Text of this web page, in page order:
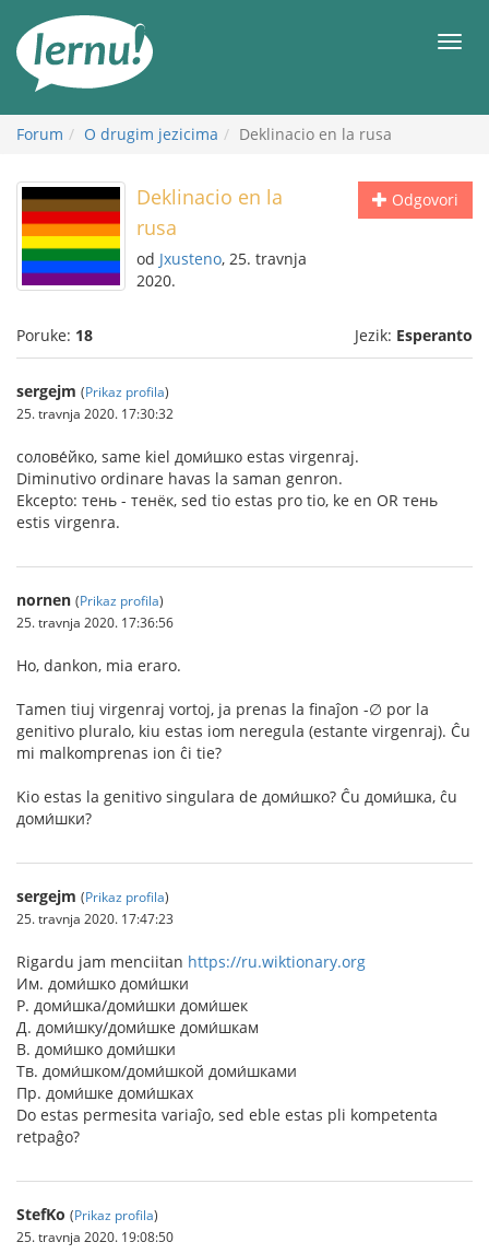
Meni
Forum O drugim jezicima Deklinacio en la rusa
Odgovori
Deklinacio en la
rusa
od Jxusteno, 25. travnja
2020.
Poruke: 18 Jezik: Esperanto
sergejm (Prikaz profila)
25. travnja 2020. 17:30:32
солове́йко, same kiel доми́шко estas virgenraj.
Diminutivo ordinare havas la saman genron.
Ekcepto: тень - тенёк, sed tio estas pro tio, ke en OR тень
estis virgenra.
nornen (Prikaz profila)
25. travnja 2020. 17:36:56
Ho, dankon, mia eraro.
Tamen tiuj virgenraj vortoj, ja prenas la finaĵon -∅ por la
genitivo pluralo, kiu estas iom neregula (estante virgenraj). Ĉu
mi malkomprenas ion ĉi tie?
Kio estas la genitivo singulara de доми́шко? Ĉu доми́шка, ĉu
доми́шки?
sergejm (Prikaz profila)
25. travnja 2020. 17:47:23
Rigardu jam menciitan https://ru.wiktionary.org
Им. доми́шко доми́шки
Р. доми́шка/доми́шки доми́шек
Д. доми́шку/доми́шке доми́шкам
В. доми́шко доми́шки
Тв. доми́шком/доми́шкой доми́шками
Пр. доми́шке доми́шках
Do estas permesita variaĵo, sed eble estas pli kompetenta
retpaĝo?
StefKo (Prikaz profila)
25. travnja 2020. 19:08:50